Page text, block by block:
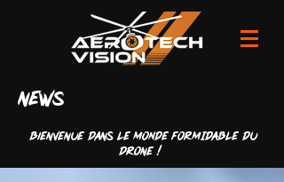
news
Bienvenue dans LE MONDE FORMIDABLE du
drone !